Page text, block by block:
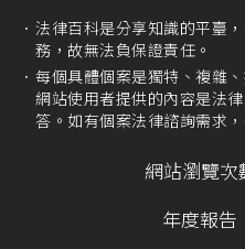
是沒有所謂受益人的
賠償的請求權人：「
利益，為實務及學界
保險人因保險事故之
險之所由設本在填補
事故發生時，受損
除被保險人外，別
與受益人應為一體
產保險中得請求保險
法律百科是分享知識的平臺
務，故無法負保證責任。
每個具體個案是獨特、複雜
網站使用者提供的內容是法
答。如有個案法律諮詢需求
網站瀏覽次
年度報告